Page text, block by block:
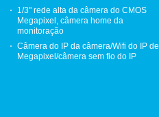
1/3" rede alta da câmera do CMOS
Megapixel, câmera home da
monitoração
Câmera do IP da câmera/Wifi do IP de
Megapixel/câmera sem fio do IP